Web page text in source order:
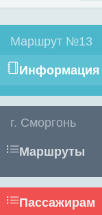
Маршрут №13
Информация
г. Сморгонь
Маршруты
Пассажирам